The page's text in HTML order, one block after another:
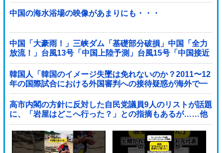
中国の海水浴場の映像があまりにも・・・
中国「大豪雨！」三峡ダム「基礎部分破損」中国「全力
放流！」台風13号「中国上陸予測」台風15号「中国接近
（画像」中国「台風同時上陸！（穀物生産が壊滅危機」
→
韓国人「韓国のイメージ失墜は免れないのか？2011〜12
年の国際試合における外国審判への接待疑惑が海外で一
斉に報じられる‥」
高市内閣の方針に反対した自民党議員9人のリストが話題
に、「岩屋はどこへ行った？」との指摘もあるが……他